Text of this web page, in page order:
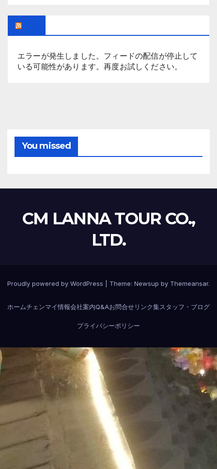
エラーが発生しました。フィードの配信が停止して
いる可能性があります。再度お試しください。
You missed
CM LANNA TOUR CO.,
LTD.
Proudly powered by WordPress Theme: Newsup by Themeansar.
ホームチェンマイ情報会社案内Q&Aお問合せリンク集スタッフ・ブログ
プライバシーポリシー